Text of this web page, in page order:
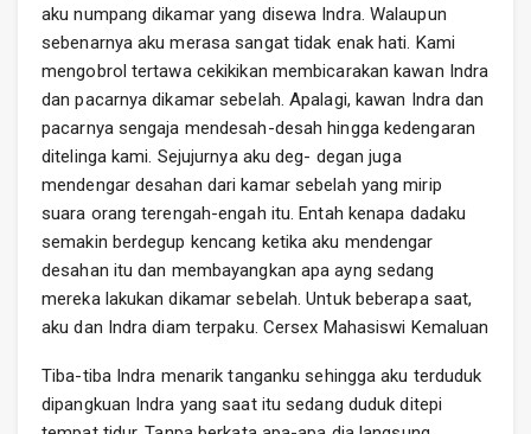
aku numpang dikamar yang disewa Indra. Walaupun
sebenarnya aku merasa sangat tidak enak hati. Kami
mengobrol tertawa cekikikan membicarakan kawan Indra
dan pacarnya dikamar sebelah. Apalagi, kawan Indra dan
pacarnya sengaja mendesah-desah hingga kedengaran
ditelinga kami. Sejujurnya aku deg- degan juga
mendengar desahan dari kamar sebelah yang mirip
suara orang terengah-engah itu. Entah kenapa dadaku
semakin berdegup kencang ketika aku mendengar
desahan itu dan membayangkan apa ayng sedang
mereka lakukan dikamar sebelah. Untuk beberapa saat,
aku dan Indra diam terpaku. Cersex Mahasiswi Kemaluan
Tiba-tiba Indra menarik tanganku sehingga aku terduduk
dipangkuan Indra yang saat itu sedang duduk ditepi